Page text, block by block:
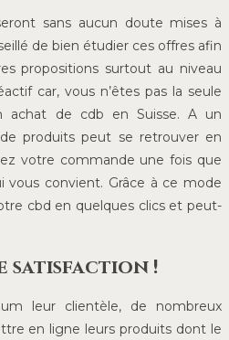
sans aucun doute mises à
de bien étudier ces offres afin
propositions surtout au niveau
car, vous n’êtes pas la seule
achat de cdb en Suisse. A un
produits peut se retrouver en
votre commande une fois que
vous convient. Grâce à ce mode
cbd en quelques clics et peut-
satisfaction !
leur clientèle, de nombreux
en ligne leurs produits dont le